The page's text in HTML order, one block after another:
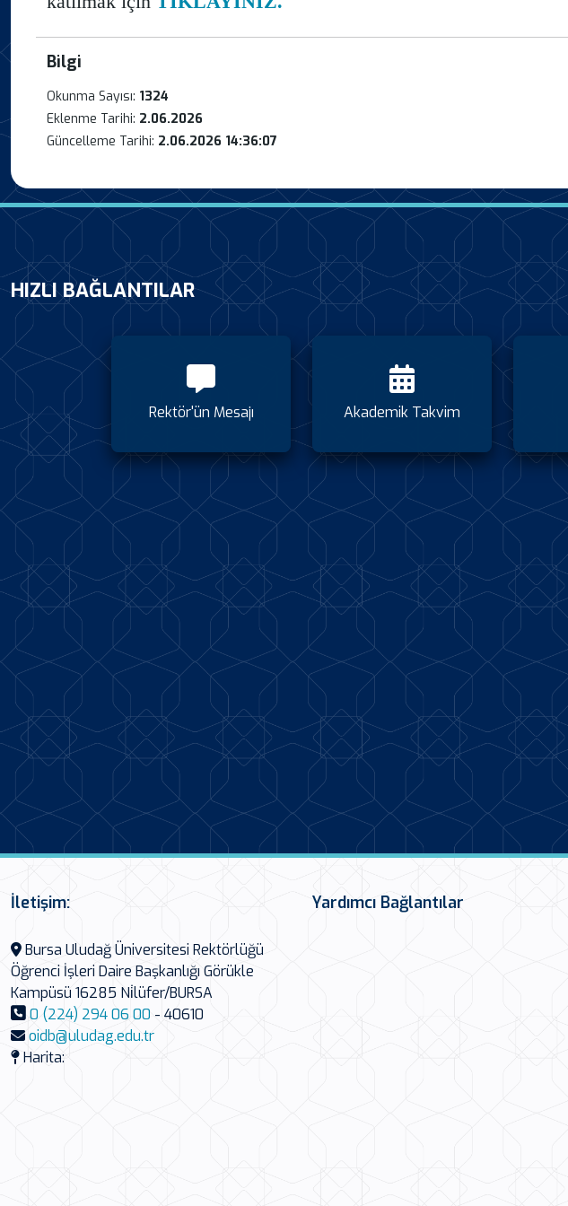
Bilgi
Okunma Sayısı: 1324
Eklenme Tarihi: 2.06.2026
Güncelleme Tarihi: 2.06.2026 14:36:07
HIZLI BAĞLANTILAR
Rektör'ün Mesajı Akademik Takvim
İletişim:
Bursa Uludağ Üniversitesi Rektörlüğü
Öğrenci İşleri Daire Başkanlığı Görükle
Kampüsü 16285 Ni̇lüfer/BURSA
0 (224) 294 06 00 - 40610
oidb@uludag.edu.tr
Harita:
Yardımcı Bağlantılar